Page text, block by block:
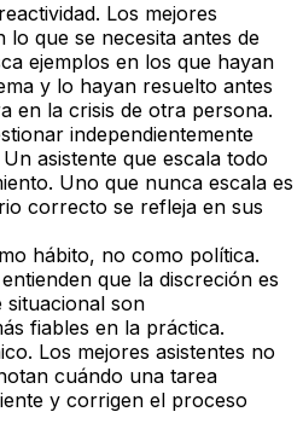
Los mejores
lo que se necesita antes de
ejemplos en los que hayan
y lo hayan resuelto antes
en la crisis de otra persona.
independientemente
asistente que escala todo
Uno que nunca escala es
correcto se refleja en sus
hábito, no como política.
que la discreción es
situacional son
fiables en la práctica.
Los mejores asistentes no
cuándo una tarea
y corrigen el proceso